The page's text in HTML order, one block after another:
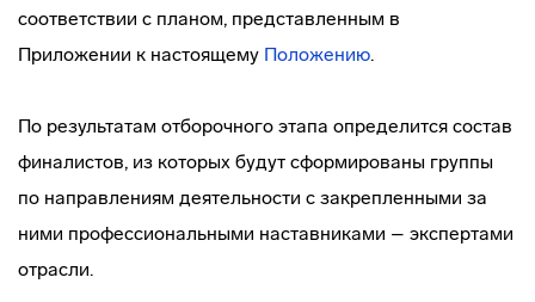
соответствии с планом, представленным в
Приложении к настоящему Положению.
По результатам отборочного этапа определится состав
финалистов, из которых будут сформированы группы
по направлениям деятельности с закрепленными за
ними профессиональными наставниками – экспертами
отрасли.